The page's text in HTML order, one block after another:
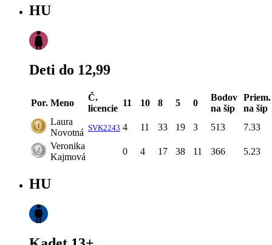
HU
Deti do 12,99
Por. Meno
Č.
licencie
11 10 8 5 0
Bodov
na šíp
Priem.
na šíp
Laura
Novotná SVK2243 4 11 33 19 3 513
7.33
Veronika
Kajmová
0 4 17 38 11 366 5.23
HU